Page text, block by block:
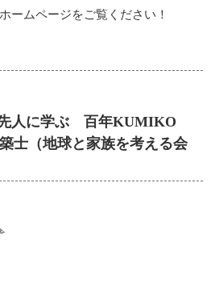
ームページをご覧ください！
人に学ぶ 百年KUMIKO
士（地球と家族を考える会